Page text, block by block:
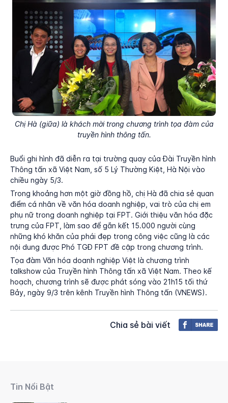
Chị Hà (giữa) là khách mời trong chương trình tọa đàm của
truyền hình thông tấn.
Buổi ghi hình đã diễn ra tại trường quay của Đài Truyền hình
Thông tấn xã Việt Nam, số 5 Lý Thường Kiệt, Hà Nội vào
chiều ngày 5/3.
Trong khoảng hơn một giờ đồng hồ, chị Hà đã chia sẻ quan
điểm cá nhân về văn hóa doanh nghiệp, vai trò của chị em
phụ nữ trong doanh nghiệp tại FPT. Giới thiệu văn hóa đặc
trưng của FPT, làm sao để gắn kết 15.000 người cùng
những khó khăn của phái đẹp trong công việc cũng là các
nội dung được Phó TGĐ FPT đề cập trong chương trình.
Tọa đàm Văn hóa doanh nghiệp Việt là chương trình
talkshow của Truyền hình Thông tấn xã Việt Nam. Theo kế
hoạch, chương trình sẽ được phát sóng vào 21h15 tối thứ
Bảy, ngày 9/3 trên kênh Truyền hình Thông tấn (VNEWS).
Chia sẻ bài viết
Tin Nổi Bật